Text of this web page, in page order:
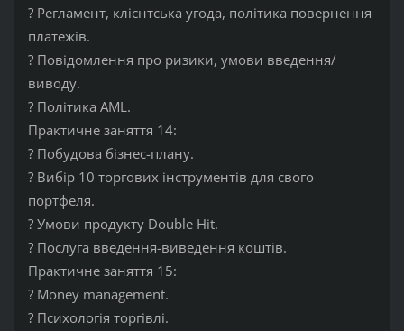
? Регламент, клієнтська угода, політика повернення
платежів.
? Повідомлення про ризики, умови введення/
виводу.
? Політика AML.
Практичне заняття 14:
? Побудова бізнес-плану.
? Вибір 10 торгових інструментів для свого
портфеля.
? Умови продукту Double Hit.
? Послуга введення-виведення коштів.
Практичне заняття 15:
? Money management.
? Психологія торгівлі.